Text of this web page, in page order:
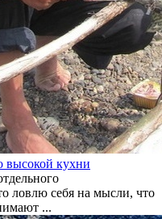
высокой кухни
ловлю себя на мысли, что
...